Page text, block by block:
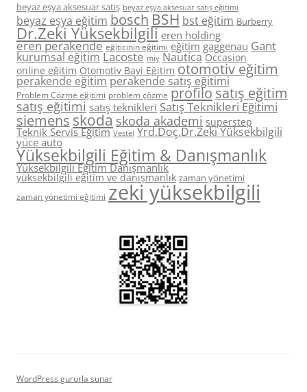
beyaz eşya aksesuar satış beyaz eşya aksesuar satış eğitimi
beyaz eşya eğitim boschBSH bst eğitim Burberry
Dr.Zeki Yüksekbilgili eren holding
eren perakende eğiticinin eğitimi eğitim gaggenau Gant
kurumsal eğitim Lacoste miy Nautica Occasion
online eğitim Otomotiv Bayi Eğitim otomotiv eğitim
perakende eğitim perakende satış eğitimi
Problem Çözme eğitimi problem çözme profilo satış eğitim
satış eğitimi satış teknikleri Satış Teknikleri Eğitimi
siemens skoda skoda akademi superstep
Teknik Servis Eğitim Vestel Yrd.Doç.Dr.Zeki Yüksekbilgili
yüce auto
Yüksekbilgili Eğitim & Danışmanlık
Yüksekbilgili Eğitim Danışmanlık
yüksekbilgili eğitim ve danışmanlık zaman yönetimi
zaman yönetimi eğitimi zeki yüksekbilgili
WordPress gururla sunar